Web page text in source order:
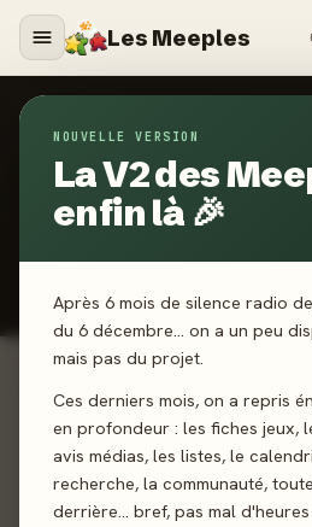
Les Meeples
NOUVELLE VERSION
La V2 des
enfin là 🎉
Après 6 mois de silence radio
du 6 décembre… on a un peu
mais pas du projet.
Ces derniers mois, on a repris
en profondeur : les fiches jeux,
avis médias, les listes, le
recherche, la communauté,
derrière… bref, pas mal
CLASSEMENT COMMUNAUTAIRE
Top 2024
Les Meeples choisissent les
📊 Classement dynamique, calculé à
1 Libellud · 19